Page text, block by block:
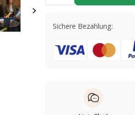
Sichere Bezahlung: